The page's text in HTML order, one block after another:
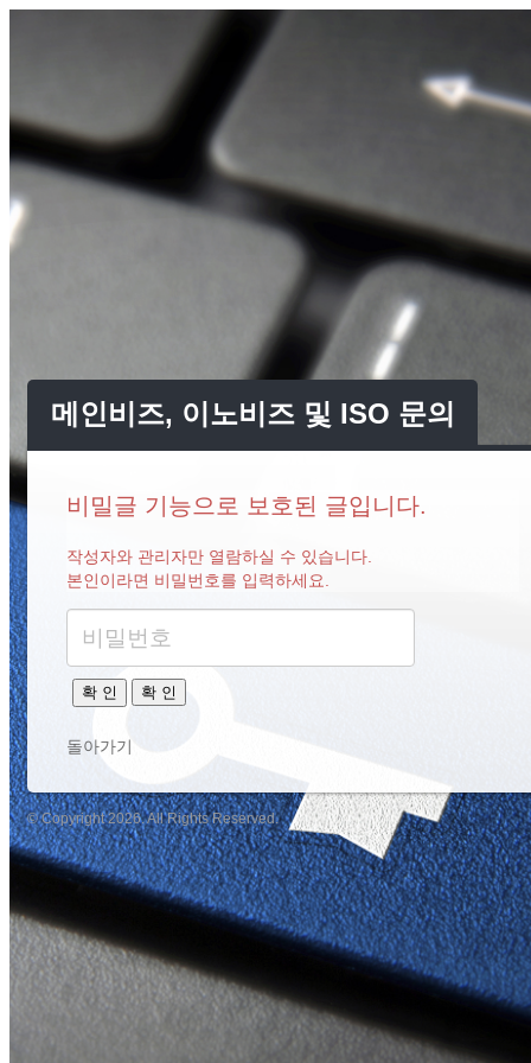
메인비즈, 이노비즈 및 ISO 문의
비밀글 기능으로 보호된 글입니다.
작성자와 관리자만 열람하실 수 있습니다.
본인이라면 비밀번호를 입력하세요.
확 인 확 인
돌아가기
© Copyright 2026. All Rights Reserved.